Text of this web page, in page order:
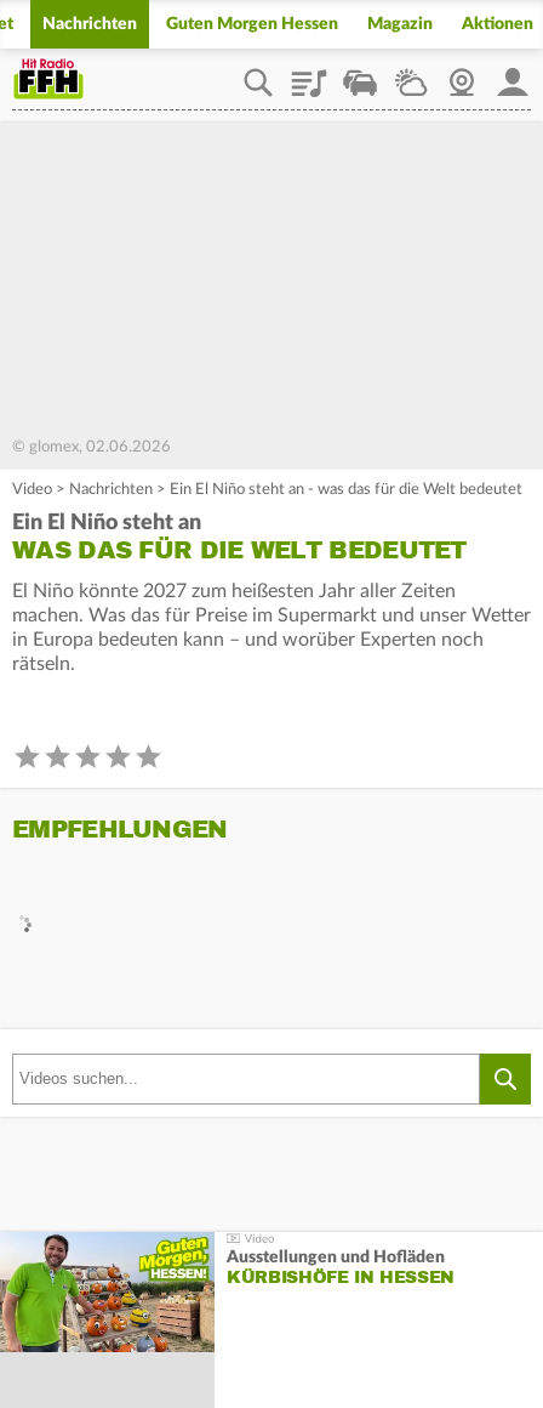
Nachrichten Guten Morgen Hessen Magazin Aktionen
PlaylistStaupilotWetterWebcam
© glomex, 02.06.2026
Video > Nachrichten > Ein El Niño steht an - was das für die Welt bedeutet
Ein El Niño steht an
WAS DAS FÜR DIE WELT BEDEUTET
El Niño könnte 2027 zum heißesten Jahr aller Zeiten
machen. Was das für Preise im Supermarkt und unser Wetter
in Europa bedeuten kann – und worüber Experten noch
rätseln.
EMPFEHLUNGEN
Ausstellungen und Hofläden
KÜRBISHÖFE IN HESSEN